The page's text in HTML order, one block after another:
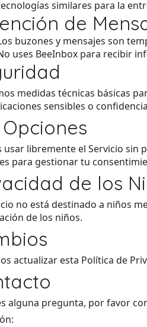
similares para la
de
buzones y mensajes son
uses BeeInbox para recibir
medidas técnicas básicas
sensibles o
Opciones
usar libremente el Servicio
para gestionar tu
de los
no está destinado a niños
de los niños.
actualizar esta Política de
alguna pregunta, por favor